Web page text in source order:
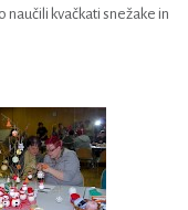
naučili kvačkati snežake in